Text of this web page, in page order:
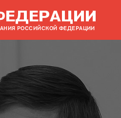
РОССИЙСКОЙ ФЕДЕРАЦИИ